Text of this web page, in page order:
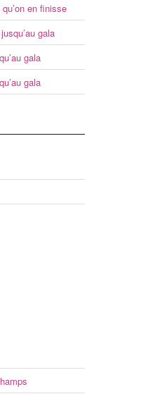
en finisse
gala
gala
gala